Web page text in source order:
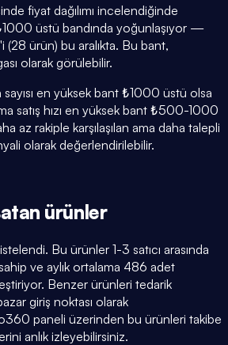
fiyat dağılımı incelendiğinde
üstü bandında yoğunlaşıyor —
ürün) bu aralıkta. Bu bant,
olarak görülebilir.
en yüksek bant ₺1000 üstü olsa
satış hızı en yüksek bant ₺500-1000
az rakiple karşılaşılan ama daha talepli
olarak değerlendirilebilir.
ürünler
Bu ürünler 1-3 satıcı arasında
ve aylık ortalama 486 adet
Benzer ürünleri tedarik
giriş noktası olarak
paneli üzerinden bu ürünleri takibe
anlık izleyebilirsiniz.